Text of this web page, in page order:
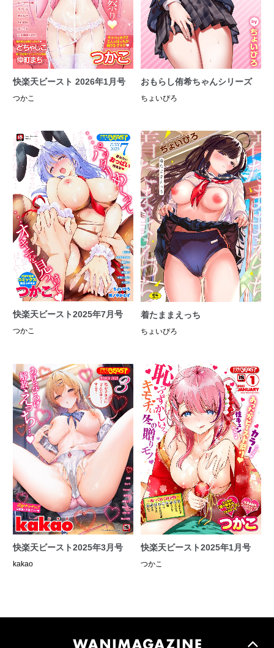
快楽天ビースト 2026年1月号
つかこ
おもらし侑希ちゃんシリーズ
ちょいぴろ
快楽天ビースト2025年7月号
つかこ
着たままえっち
ちょいぴろ
快楽天ビースト2025年3月号
kakao
快楽天ビースト2025年1月号
つかこ